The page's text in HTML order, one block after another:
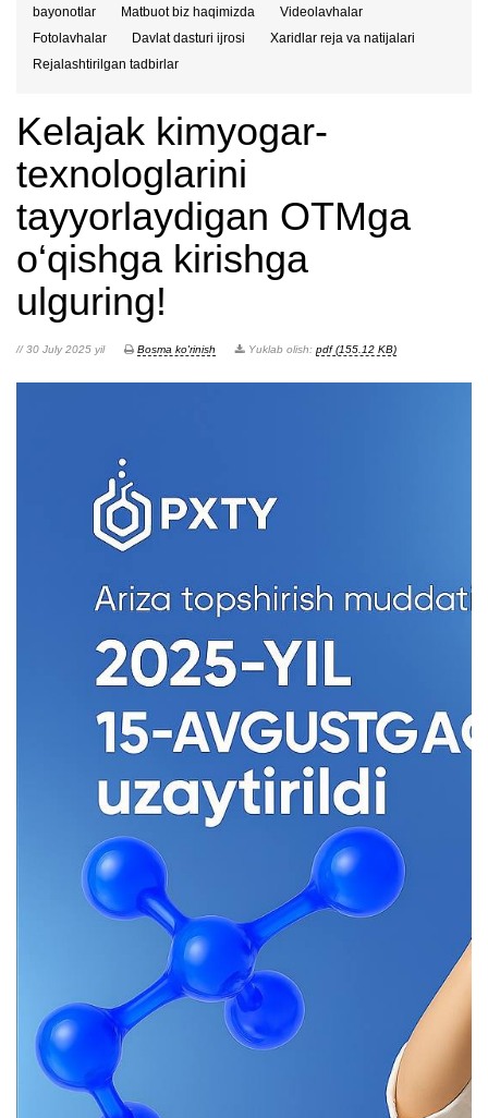
bayonotlar
Matbuot biz haqimizda
Videolavhalar
Fotolavhalar
Davlat dasturi ijrosi
Xaridlar reja va natijalari
Rejalashtirilgan tadbirlar
Kelajak kimyogar-
texnologlarini
tayyorlaydigan OTMga
o‘qishga kirishga
ulguring!
// 30 July 2025 yil Bosma ko'rinish Yuklab olish: pdf (155.12 KB)